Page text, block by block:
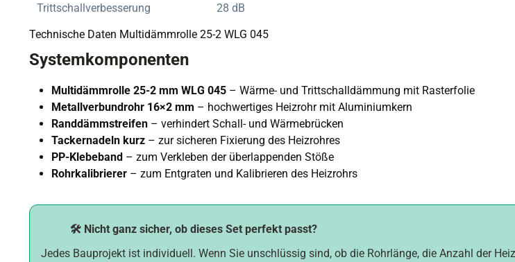
Technische Daten Multidämmrolle 25-2 WLG 045
Trittschallverbesserung
28 dB
Systemkomponenten
Multidämmrolle 25-2 mm WLG 045 – Wärme- und Trittschalldämmung mit Rasterfolie
Metallverbundrohr 16×2 mm – hochwertiges Heizrohr mit Aluminiumkern
Randdämmstreifen – verhindert Schall- und Wärmebrücken
Tackernadeln kurz – zur sicheren Fixierung des Heizrohres
PP-Klebeband – zum Verkleben der überlappenden Stöße
Rohrkalibrierer – zum Entgraten und Kalibrieren des Heizrohrs
🛠️ Nicht ganz sicher, ob dieses Set perfekt passt?
Jedes Bauprojekt ist individuell. Wenn Sie unschlüssig sind, ob die Rohrlänge, die Anzahl der